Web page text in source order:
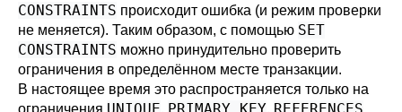
CONSTRAINTS происходит ошибка (и режим проверки
не меняется). Таким образом, с помощью SET
CONSTRAINTS можно принудительно проверить
ограничения в определённом месте транзакции.
В настоящее время это распространяется только на
ограничения
, ,